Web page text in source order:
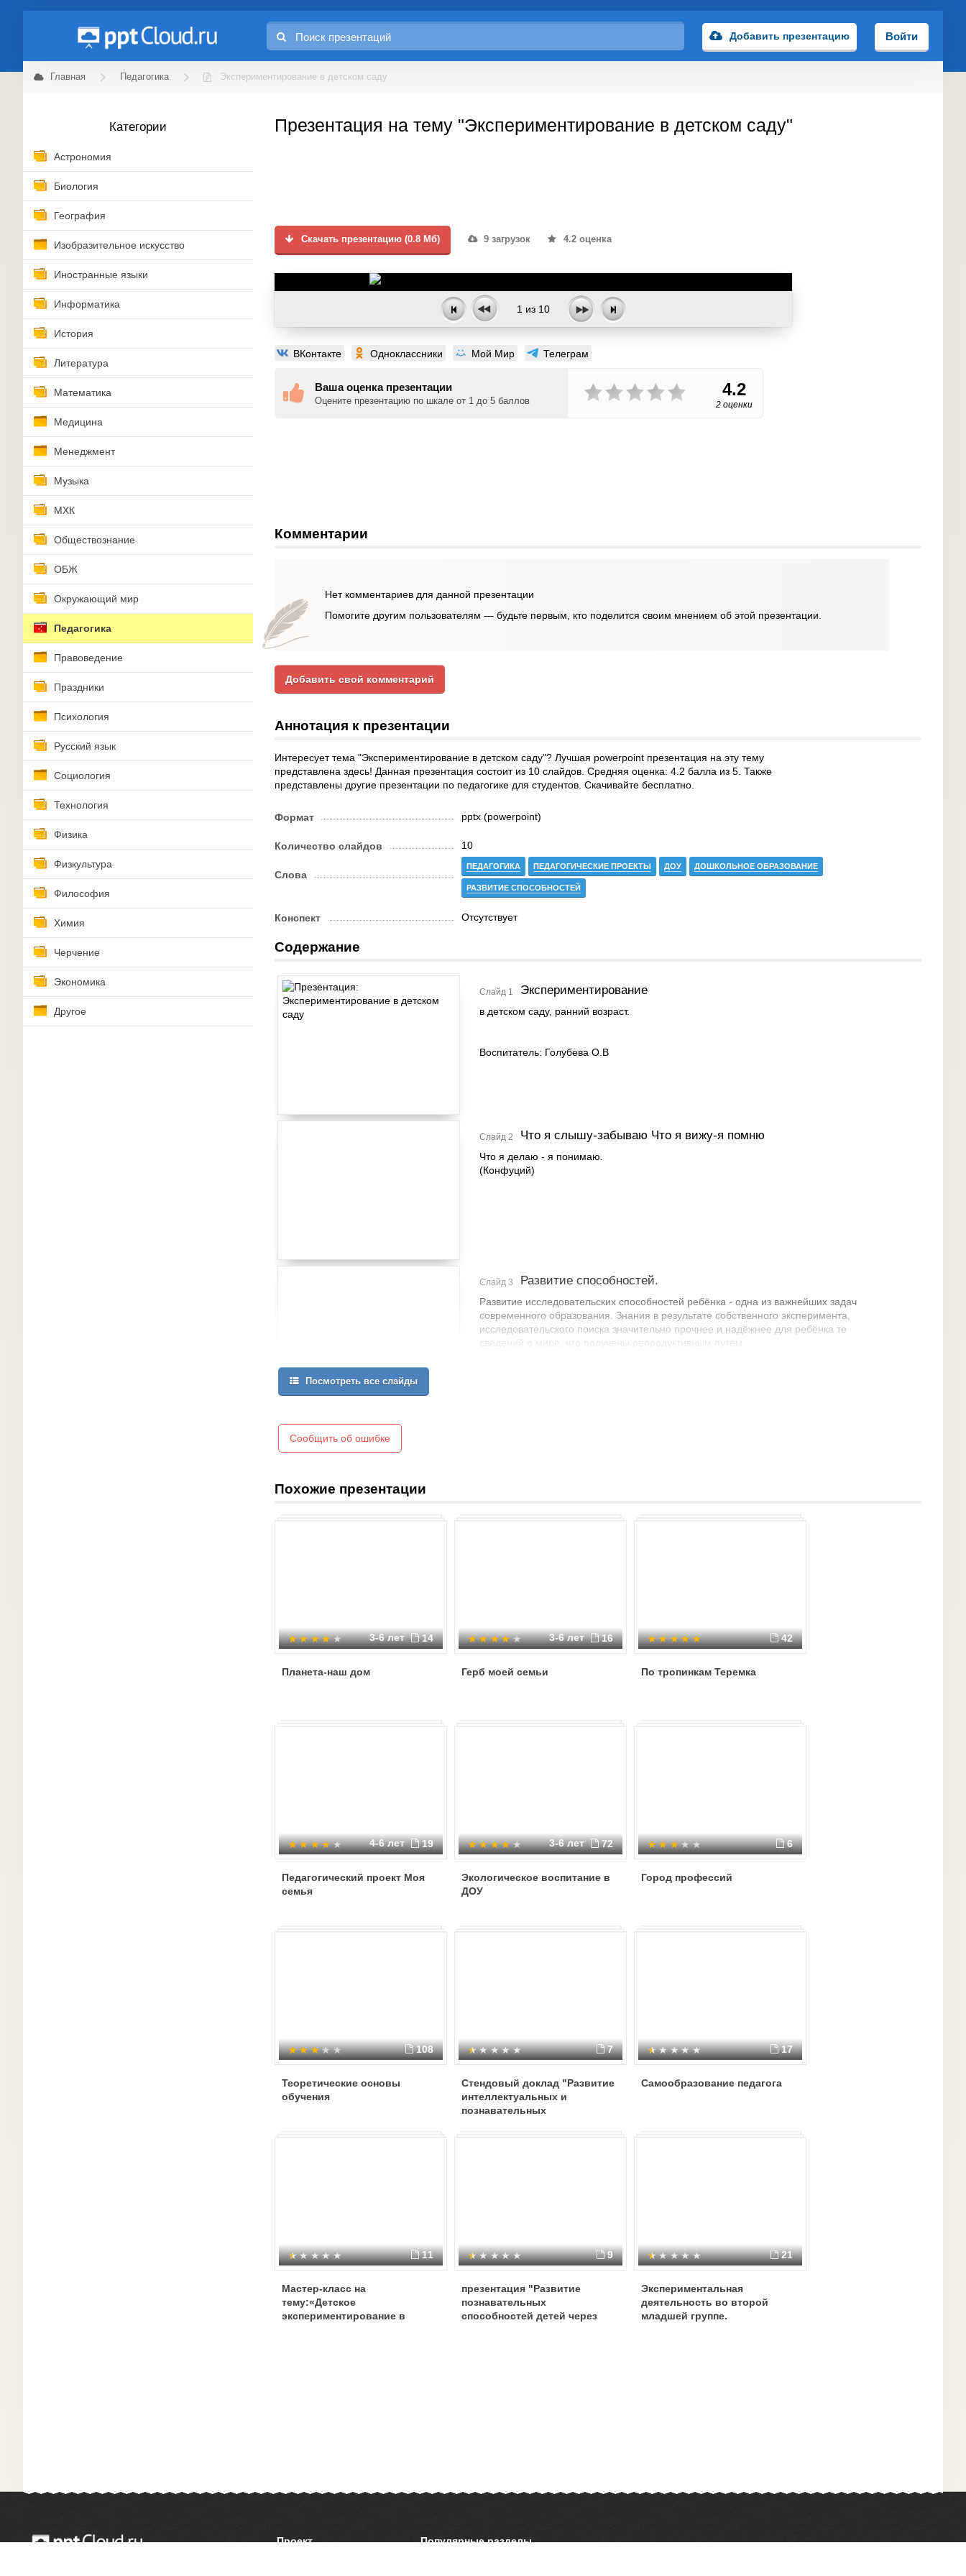
Добавить презентацию Войти
Главная Педагогика Экспериментирование в детском саду
Категории
Астрономия
Биология
География
Изобразительное искусство
Иностранные языки
Информатика
История
Литература
Математика
Медицина
Менеджмент
Музыка
МХК
Обществознание
ОБЖ
Окружающий мир
Педагогика
Правоведение
Праздники
Психология
Русский язык
Социология
Технология
Физика
Физкультура
Философия
Химия
Черчение
Экономика
Другое
Презентация на тему "Экспериментирование в детском саду"
Скачать презентацию (0.8 Мб) 9 загрузок 4.2 оценка
1 из 10
ВКонтакте Одноклассники Мой Мир Телеграм
Ваша оценка презентации
Оцените презентацию по шкале от 1 до 5 баллов
4.2
2 оценки
Комментарии
Нет комментариев для данной презентации
Помогите другим пользователям — будьте первым, кто поделится своим мнением об этой презентации.
Добавить свой комментарий
Аннотация к презентации
Интересует тема "Экспериментирование в детском саду"? Лучшая powerpoint презентация на эту тему
представлена здесь! Данная презентация состоит из 10 слайдов. Средняя оценка: 4.2 балла из 5. Также
представлены другие презентации по педагогике для студентов. Скачивайте бесплатно.
Формат pptx (powerpoint)
Количество слайдов 10
Слова
ПЕДАГОГИКА ПЕДАГОГИЧЕСКИЕ ПРОЕКТЫ ДОУ ДОШКОЛЬНОЕ ОБРАЗОВАНИЕ
РАЗВИТИЕ СПОСОБНОСТЕЙ
Конспект Отсутствует
Содержание
Слайд 1 Экспериментирование
в детском саду, ранний возраст.
Воспитатель: Голубева О.В
Слайд 2 Что я слышу-забываю Что я вижу-я помню
Что я делаю - я понимаю.
(Конфуций)
Слайд 3 Развитие способностей.
Развитие исследовательских способностей ребёнка - одна из важнейших задач
современного образования. Знания в результате собственного эксперимента,
исследовательского поиска значительно прочнее и надёжнее для ребёнка те
сведений о мире, что получены репродуктивным путём.
Посмотреть все слайды
Сообщить об ошибке
Похожие презентации
3-6 лет 14
Планета-наш дом
3-6 лет 16
Герб моей семьи
42
По тропинкам Теремка
4-6 лет 19
Педагогический проект Моя
семья
3-6 лет 72
Экологическое воспитание в
ДОУ
6
Город профессий
108
Теоретические основы
обучения
7
Стендовый доклад "Развитие
интеллектуальных и
познавательных
17
Самообразование педагога
11
Мастер-класс на
тему:«Детское
экспериментирование в
9
презентация "Развитие
познавательных
способностей детей через
21
Экспериментальная
деятельность во второй
младшей группе.
Проект
Популярные разделы